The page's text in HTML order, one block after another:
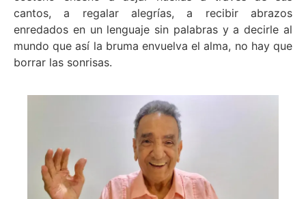
cantos, a regalar alegrías, a recibir abrazos
enredados en un lenguaje sin palabras y a decirle al
mundo que así la bruma envuelva el alma, no hay que
borrar las sonrisas.